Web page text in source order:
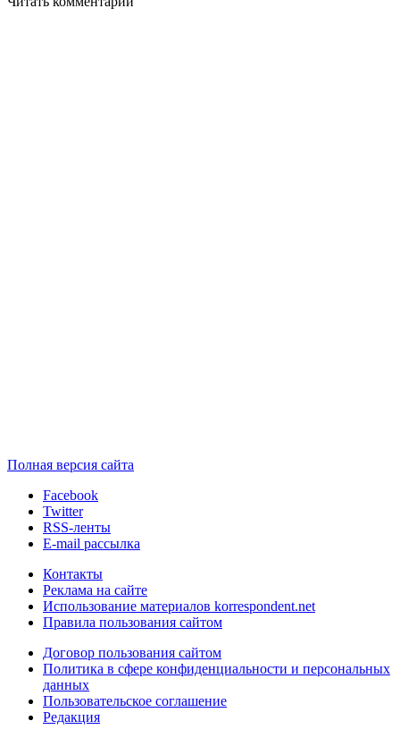
Полная версия сайта
Facebook
Twitter
RSS-ленты
E-mail рассылка
Контакты
Реклама на сайте
Использование материалов korrespondent.net
Правила пользования сайтом
Договор пользования сайтом
Политика в сфере конфиденциальности и персональных
данных
Пользовательское соглашение
Редакция